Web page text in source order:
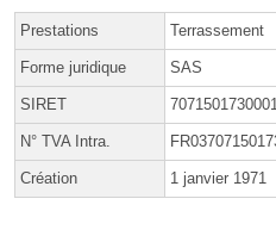
Prestations Terrassement
Forme juridique SAS
SIRET
N° TVA Intra.
Création 1 janvier 1971